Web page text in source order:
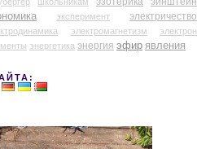
эксперимент электричество
электромагнетизм
электрон
энергетика энергия эфир явления